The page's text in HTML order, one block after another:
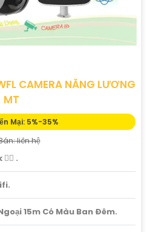
CAMERA NĂNG LƯƠNG
MT
Mại: 5%-35%
liên hệ
.
15m Có Màu Ban Ðêm.